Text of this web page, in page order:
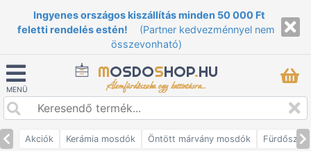
Ingyenes országos kiszállítás minden 50 000 Ft
feletti rendelés estén!
(Partner kedvezménnyel nem
összevonható)
MENÜ
MOSDOSHOP.HU
Álomfürdőszoba egy kattintásra...
Akciók Kerámia mosdók Öntött márvány mosdók